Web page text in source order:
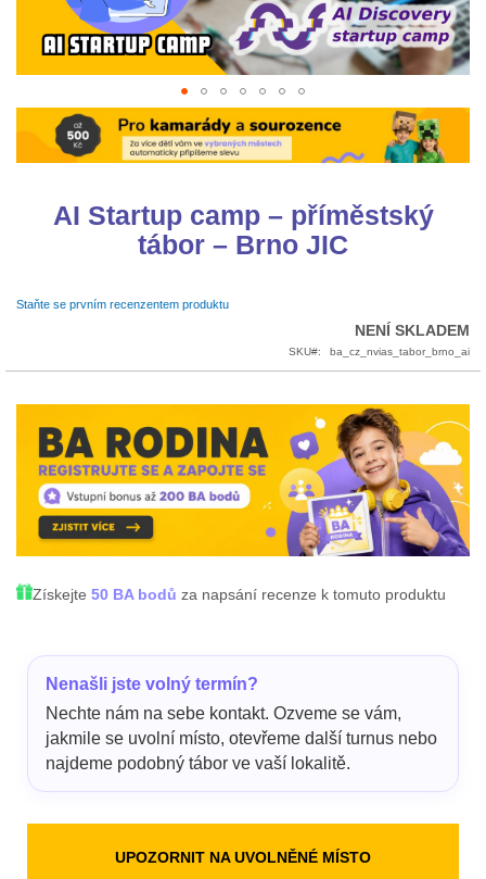
AI Startup camp – příměstský
tábor – Brno JIC
Staňte se prvním recenzentem produktu
NENÍ SKLADEM
SKU ba_cz_nvias_tabor_brno_ai
Získejte 50 BA bodů za napsání recenze k tomuto produktu
Nenašli jste volný termín?
Nechte nám na sebe kontakt. Ozveme se vám,
jakmile se uvolní místo, otevřeme další turnus nebo
najdeme podobný tábor ve vaší lokalitě.
UPOZORNIT NA UVOLNĚNÉ MÍSTO
Přeskočit
začátek
obrázky